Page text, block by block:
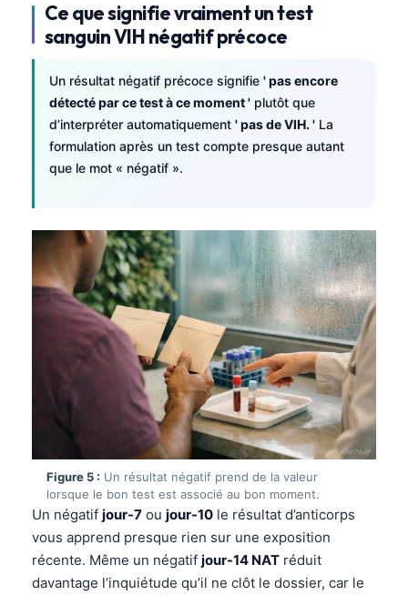
Ce que signifie vraiment un test
sanguin VIH négatif précoce
Un résultat négatif précoce signifie ' pas encore
détecté par ce test à ce moment ' plutôt que
d’interpréter automatiquement ' pas de VIH. ' La
formulation après un test compte presque autant
que le mot « négatif ».
Figure 5 : Un résultat négatif prend de la valeur
lorsque le bon test est associé au bon moment.
Un négatif jour-7 ou jour-10 le résultat d’anticorps
vous apprend presque rien sur une exposition
récente. Même un négatif jour-14 NAT réduit
davantage l’inquiétude qu’il ne clôt le dossier, car le
ไทย
ဗမာစာ
ភាសាខ្មែរ
Kiswahili
O‘zbekcha
Català
Қазақ тілі
Suomi
Hrvatski
Slovenčina
سنڌي
සිංහල
অসমীয়া
Galego
Latviešu valoda
Македонски јазик